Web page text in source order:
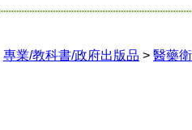
專業/教科書/政府出版品 > 醫藥